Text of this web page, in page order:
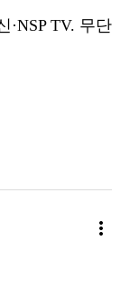
TV. 무단
more_vert